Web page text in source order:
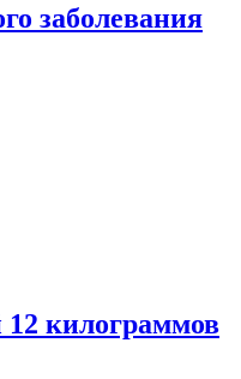
заболевания
12 килограммов